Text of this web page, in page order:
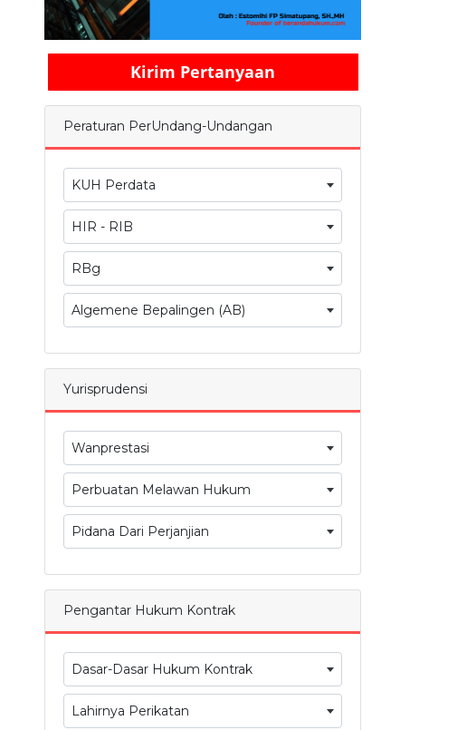
Kirim Pertanyaan
Peraturan PerUndang-Undangan
KUH Perdata
HIR - RIB
RBg
Algemene Bepalingen (AB)
Yurisprudensi
Wanprestasi
Perbuatan Melawan Hukum
Pidana Dari Perjanjian
Pengantar Hukum Kontrak
Dasar-Dasar Hukum Kontrak
Lahirnya Perikatan